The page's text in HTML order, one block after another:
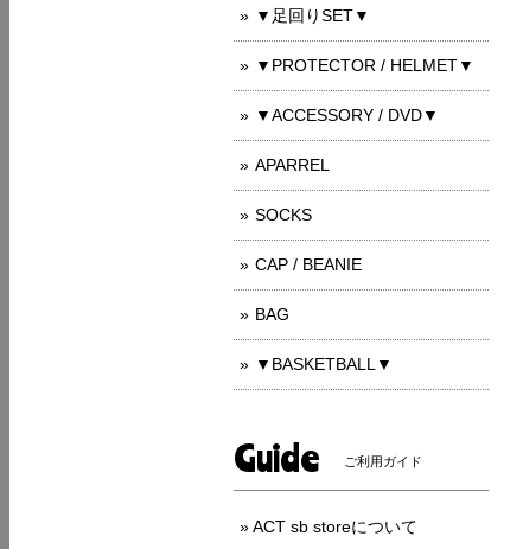
▼足回りSET▼
▼PROTECTOR / HELMET▼
▼ACCESSORY / DVD▼
APARREL
SOCKS
CAP / BEANIE
BAG
▼BASKETBALL▼
Guide ご利用ガイド
ACT sb storeについて